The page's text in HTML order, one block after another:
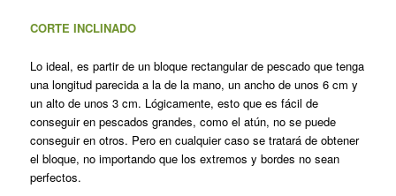
CORTE INCLINADO
Lo ideal, es partir de un bloque rectangular de pescado que tenga
una longitud parecida a la de la mano, un ancho de unos 6 cm y
un alto de unos 3 cm. Lógicamente, esto que es fácil de
conseguir en pescados grandes, como el atún, no se puede
conseguir en otros. Pero en cualquier caso se tratará de obtener
el bloque, no importando que los extremos y bordes no sean
perfectos.